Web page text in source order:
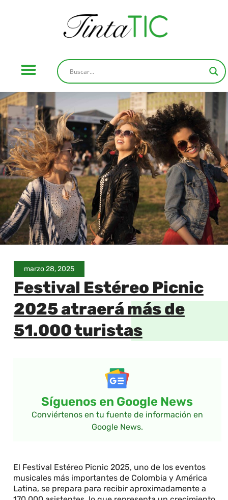
marzo 28, 2025
Festival Estéreo Picnic
2025 atraerá más de
51.000 turistas
Síguenos en Google News
Conviértenos en tu fuente de información en
Google News.
El Festival Estéreo Picnic 2025, uno de los eventos
musicales más importantes de Colombia y América
Latina, se prepara para recibir aproximadamente a